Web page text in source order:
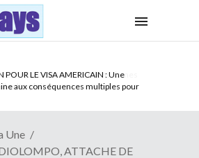
POUR LE VISA AMERICAIN : Une
aux conséquences multiples pour
Une
ATTACHE DE